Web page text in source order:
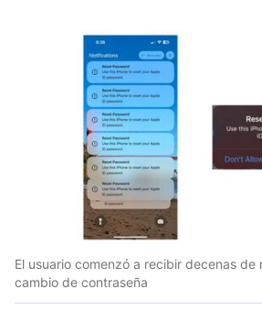
El usuario comenzó a recibir decenas de
cambio de contraseña